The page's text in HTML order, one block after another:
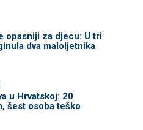
opasniji za djecu: U tri
dva maloljetnika
u Hrvatskoj: 20
šest osoba teško